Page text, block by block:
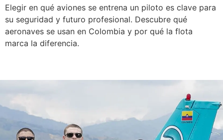
Elegir en qué aviones se entrena un piloto es clave para
su seguridad y futuro profesional. Descubre qué
aeronaves se usan en Colombia y por qué la flota
marca la diferencia.